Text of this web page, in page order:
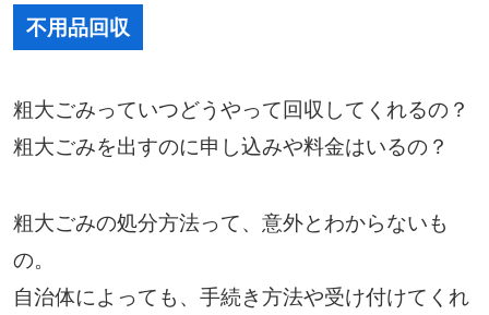
不用品回収
粗大ごみっていつどうやって回収してくれるの？
粗大ごみを出すのに申し込みや料金はいるの？
粗大ごみの処分方法って、意外とわからないも
の。
自治体によっても、手続き方法や受け付けてくれ